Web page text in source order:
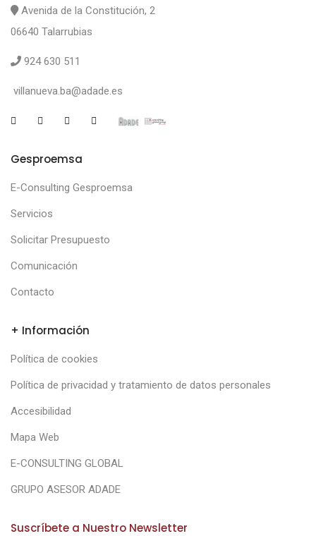
Avenida de la Constitución, 2
06640 Talarrubias
924 630 511
villanueva.ba@adade.es
Gesproemsa
E-Consulting Gesproemsa
Servicios
Solicitar Presupuesto
Comunicación
Contacto
+ Información
Política de cookies
Política de privacidad y tratamiento de datos personales
Accesibilidad
Mapa Web
E-CONSULTING GLOBAL
GRUPO ASESOR ADADE
Suscríbete a Nuestro Newsletter